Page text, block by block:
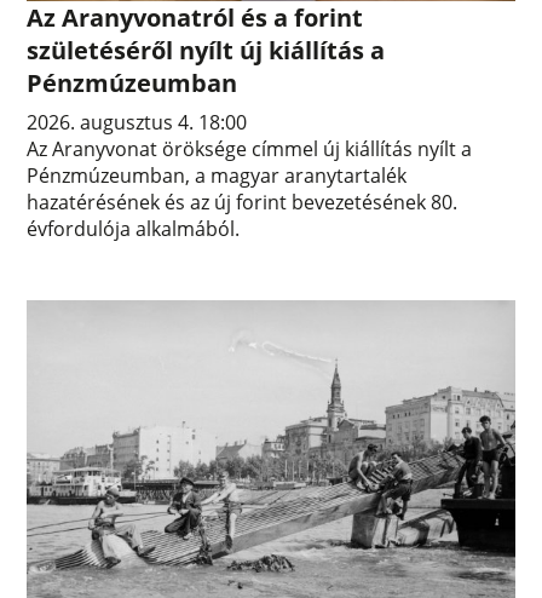
Az Aranyvonatról és a forint
születéséről nyílt új kiállítás a
Pénzmúzeumban
2026. augusztus 4. 18:00
Az Aranyvonat öröksége címmel új kiállítás nyílt a
Pénzmúzeumban, a magyar aranytartalék
hazatérésének és az új forint bevezetésének 80.
évfordulója alkalmából.